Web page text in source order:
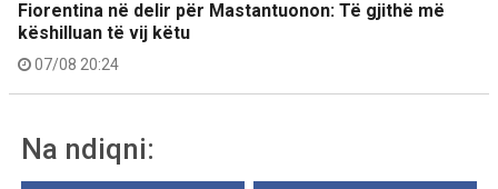
Fiorentina në delir për Mastantuonon: Të gjithë më
këshilluan të vij këtu
07/08 20:24
Na ndiqni: